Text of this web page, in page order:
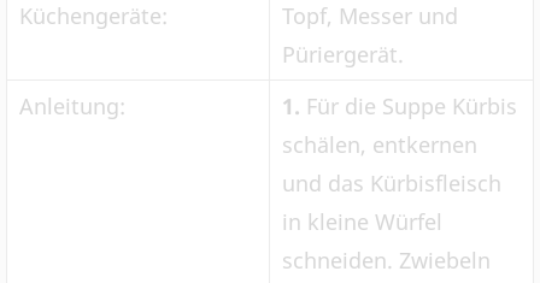
Küchengeräte:
Topf, Messer und
Püriergerät.
Anleitung:
1. Für die Suppe Kürbis
schälen, entkernen
und das Kürbisfleisch
in kleine Würfel
schneiden. Zwiebeln